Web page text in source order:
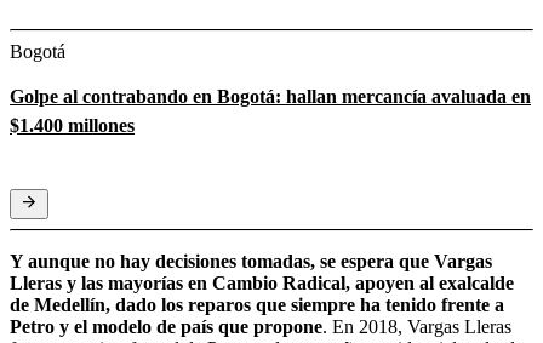
Bogotá
Golpe al contrabando en Bogotá: hallan mercancía avaluada en
$1.400 millones
Y aunque no hay decisiones tomadas, se espera que Vargas
Lleras y las mayorías en Cambio Radical, apoyen al exalcalde
de Medellín, dado los reparos que siempre ha tenido frente a
Petro y el modelo de país que propone. En 2018, Vargas Lleras